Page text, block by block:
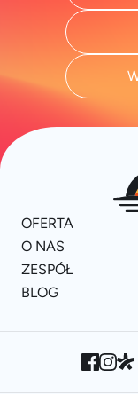
OFERTA
O NAS
ZESPÓŁ
BLOG